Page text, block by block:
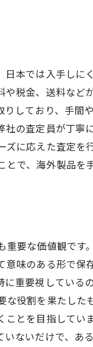
本では入手し
税金、送料な
しており、手
の査定員が丁
に応えた査定
で、海外製品を
要な価値観で
味のある形で保
重要視してい
役割を果たし
とを目指して
ないだけで、